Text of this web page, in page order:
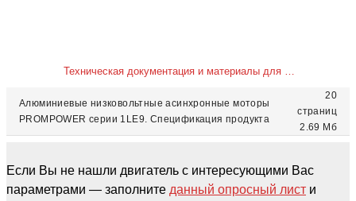
Техническая документация и материалы для скачивания
Алюминиевые низковольтные асинхронные моторы
PROMPOWER серии 1LE9. Спецификация продукта
20
страниц
2.69 Мб
Если Вы не нашли двигатель с интересующими Вас
параметрами — заполните данный опросный лист и